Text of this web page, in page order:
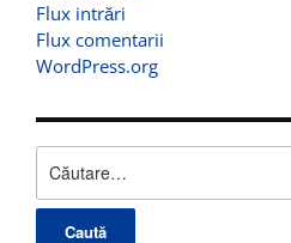
Flux intrări
Flux comentarii
WordPress.org
după: